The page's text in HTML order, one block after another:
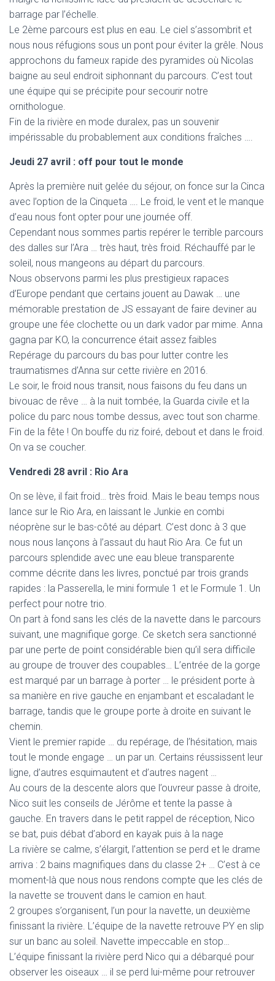
barrage par l’échelle.
Le 2ème parcours est plus en eau. Le ciel s’assombrit et
nous nous réfugions sous un pont pour éviter la grêle. Nous
approchons du fameux rapide des pyramides où Nicolas
baigne au seul endroit siphonnant du parcours. C’est tout
une équipe qui se précipite pour secourir notre
ornithologue.
Fin de la rivière en mode duralex, pas un souvenir
impérissable du probablement aux conditions fraîches ….
Jeudi 27 avril : off pour tout le monde
Après la première nuit gelée du séjour, on fonce sur la Cinca
avec l’option de la Cinqueta …. Le froid, le vent et le manque
d’eau nous font opter pour une journée off.
Cependant nous sommes partis repérer le terrible parcours
des dalles sur l’Ara … très haut, très froid. Réchauffé par le
soleil, nous mangeons au départ du parcours.
Nous observons parmi les plus prestigieux rapaces
d’Europe pendant que certains jouent au Dawak … une
mémorable prestation de JS essayant de faire deviner au
groupe une fée clochette ou un dark vador par mime. Anna
gagna par KO, la concurrence était assez faibles
Repérage du parcours du bas pour lutter contre les
traumatismes d’Anna sur cette rivière en 2016.
Le soir, le froid nous transit, nous faisons du feu dans un
bivouac de rêve … à la nuit tombée, la Guarda civile et la
police du parc nous tombe dessus, avec tout son charme.
Fin de la fête ! On bouffe du riz foiré, debout et dans le froid.
On va se coucher.
Vendredi 28 avril : Rio Ara
On se lève, il fait froid… très froid. Mais le beau temps nous
lance sur le Rio Ara, en laissant le Junkie en combi
néoprène sur le bas-côté au départ. C’est donc à 3 que
nous nous lançons à l’assaut du haut Rio Ara. Ce fut un
parcours splendide avec une eau bleue transparente
comme décrite dans les livres, ponctué par trois grands
rapides : la Passerella, le mini formule 1 et le Formule 1. Un
perfect pour notre trio.
On part à fond sans les clés de la navette dans le parcours
suivant, une magnifique gorge. Ce sketch sera sanctionné
par une perte de point considérable bien qu’il sera difficile
au groupe de trouver des coupables… L’entrée de la gorge
est marqué par un barrage à porter … le président porte à
sa manière en rive gauche en enjambant et escaladant le
barrage, tandis que le groupe porte à droite en suivant le
chemin.
Vient le premier rapide … du repérage, de l’hésitation, mais
tout le monde engage … un par un. Certains réussissent leur
ligne, d’autres esquimautent et d’autres nagent …
Au cours de la descente alors que l’ouvreur passe à droite,
Nico suit les conseils de Jérôme et tente la passe à
gauche. En travers dans le petit rappel de réception, Nico
se bat, puis débat d’abord en kayak puis à la nage
La rivière se calme, s’élargit, l’attention se perd et le drame
arriva : 2 bains magnifiques dans du classe 2+ … C’est à ce
moment-là que nous nous rendons compte que les clés de
la navette se trouvent dans le camion en haut.
2 groupes s’organisent, l’un pour la navette, un deuxième
finissant la rivière. L’équipe de la navette retrouve PY en slip
sur un banc au soleil. Navette impeccable en stop…
L’équipe finissant la rivière perd Nico qui a débarqué pour
observer les oiseaux … il se perd lui-même pour retrouver